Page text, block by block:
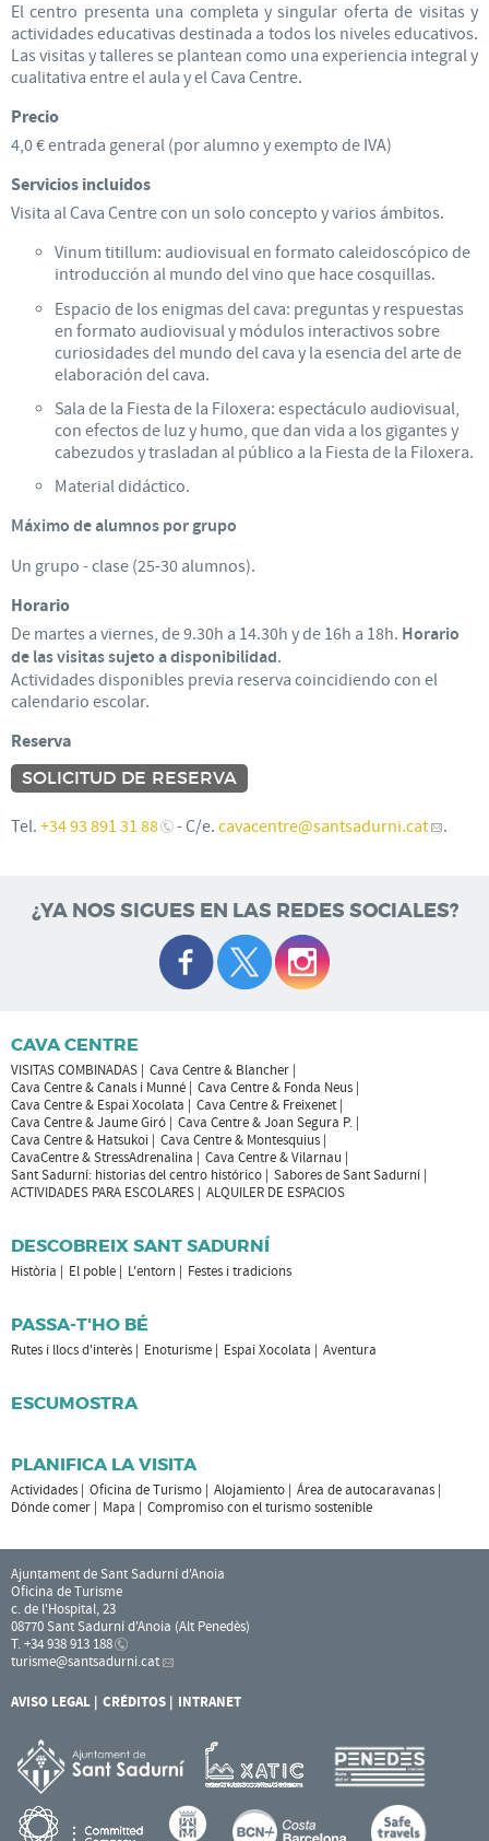
El centro presenta una completa y singular oferta de visitas y
actividades educativas destinada a todos los niveles educativos.
Las visitas y talleres se plantean como una experiencia integral y
cualitativa entre el aula y el Cava Centre.
Precio
4,0 € entrada general (por alumno y exempto de IVA)
Servicios incluidos
Visita al Cava Centre con un solo concepto y varios ámbitos.
Vinum titillum: audiovisual en formato caleidoscópico de
introducción al mundo del vino que hace cosquillas.
Espacio de los enigmas del cava: preguntas y respuestas
en formato audiovisual y módulos interactivos sobre
curiosidades del mundo del cava y la esencia del arte de
elaboración del cava.
Sala de la Fiesta de la Filoxera: espectáculo audiovisual,
con efectos de luz y humo, que dan vida a los gigantes y
cabezudos y trasladan al público a la Fiesta de la Filoxera.
Material didáctico.
Máximo de alumnos por grupo
Un grupo - clase (25-30 alumnos).
Horario
De martes a viernes, de 9.30h a 14.30h y de 16h a 18h. Horario
de las visitas sujeto a disponibilidad.
Actividades disponibles previa reserva coincidiendo con el
calendario escolar.
Reserva
SOLICITUD DE RESERVA
Tel. +34 93 891 31 88 - C/e. cavacentre@santsadurni.cat .
¿YA NOS SIGUES EN LAS REDES SOCIALES?
CAVA CENTRE
VISITAS COMBINADAS
Cava Centre & Blancher
Cava Centre & Canals i Munné
Cava Centre & Fonda Neus
Cava Centre & Espai Xocolata
Cava Centre & Freixenet
Cava Centre & Jaume Giró
Cava Centre & Joan Segura P.
Cava Centre & Hatsukoi
Cava Centre & Montesquius
CavaCentre & StressAdrenalina
Cava Centre & Vilarnau
Sant Sadurní: historias del centro histórico
Sabores de Sant Sadurní
ACTIVIDADES PARA ESCOLARES
ALQUILER DE ESPACIOS
DESCOBREIX SANT SADURNÍ
Història El poble L'entorn Festes i tradicions
PASSA-T'HO BÉ
Rutes i llocs d'interès Enoturisme Espai Xocolata Aventura
ESCUMOSTRA
PLANIFICA LA VISITA
Actividades Oficina de Turismo Alojamiento
Área de autocaravanas
Dónde comer
Mapa Compromiso con el turismo sostenible
Ajuntament de Sant Sadurní d'Anoia
Oficina de Turisme
c. de l'Hospital, 23
08770 Sant Sadurní d'Anoia (Alt Penedès)
T. +34 938 913 188
turisme@santsadurni.cat
AVISO LEGAL CRÉDITOS INTRANET